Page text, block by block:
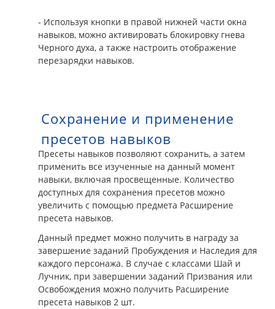
- Используя кнопки в правой нижней части окна
навыков, можно активировать блокировку гнева
Черного духа, а также настроить отображение
перезарядки навыков.
Сохранение и применение
пресетов навыков
Пресеты навыков позволяют сохранить, а затем
применить все изученные на данный момент
навыки, включая просвещенные. Количество
доступных для сохранения пресетов можно
увеличить с помощью предмета Расширение
пресета навыков.
Данный предмет можно получить в награду за
завершение заданий Пробуждения и Наследия для
каждого персонажа. В случае с классами Шай и
Лучник, при завершении заданий Призвания или
Освобождения можно получить Расширение
пресета навыков 2 шт.